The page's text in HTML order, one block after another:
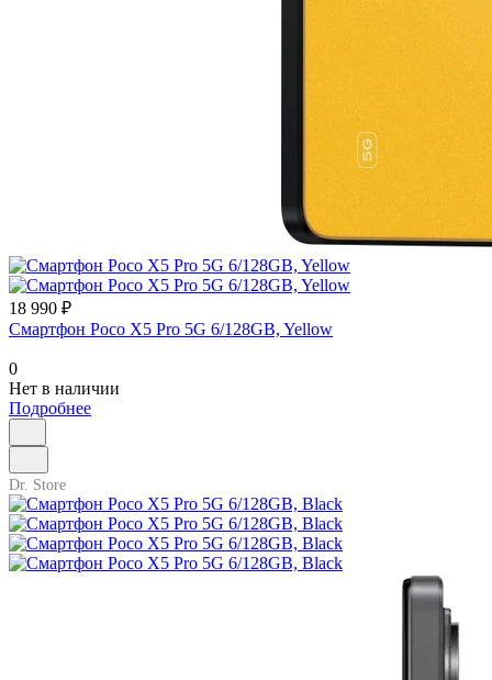
18 990 ₽
Смартфон Poco X5 Pro 5G 6/128GB, Yellow
0
Нет в наличии
Подробнее
Dr. Store